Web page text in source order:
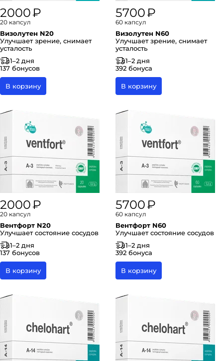
2000 ₽
20 капсул
Визолутен N20
Улучшает зрение, снимает
усталость
1–2 дня
137 бонусов
В корзину
5700 ₽
60 капсул
Визолутен N60
Улучшает зрение, снимает
усталость
1–2 дня
392 бонуса
В корзину
2000 ₽
20 капсул
Вентфорт N20
Улучшает состояние сосудов
1–2 дня
137 бонусов
В корзину
5700 ₽
60 капсул
Вентфорт N60
Улучшает состояние сосудов
1–2 дня
392 бонуса
В корзину